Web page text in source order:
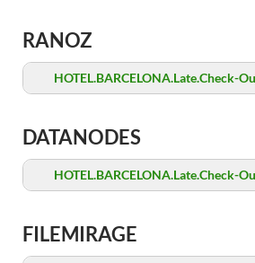
RANOZ
HOTEL.BARCELONA.Late.Check-
DATANODES
HOTEL.BARCELONA.Late.Check-
FILEMIRAGE